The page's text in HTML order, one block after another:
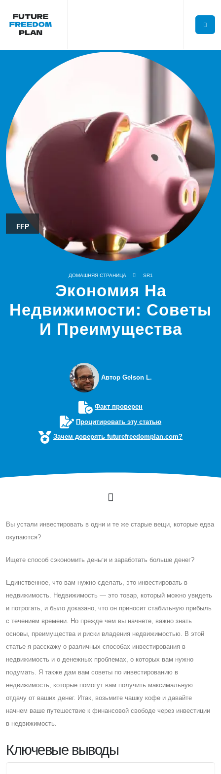
FFP
ДОМАШНЯЯ СТРАНИЦА SR1
Экономия На
Недвижимости: Советы
И Преимущества
Автор Gelson L.
Факт проверен
Процитировать эту статью
Зачем доверять futurefreedomplan.com?
Вы устали инвестировать в одни и те же старые вещи, которые едва
окупаются?
Ищете способ сэкономить деньги и заработать больше денег?
Eдинственное, что вам нужно сделать, это инвестировать в
недвижимость. Недвижимость — это товар, который можно увидеть
и потрогать, и было доказано, что он приносит стабильную прибыль
с течением времени. Но прежде чем вы начнете, важно знать
основы, преимущества и риски владения недвижимостью. В этой
статье я расскажу о различных способах инвестирования в
недвижимость и о денежных проблемах, о которых вам нужно
подумать. Я также дам вам советы по инвестированию в
недвижимость, которые помогут вам получить максимальную
отдачу от ваших денег. Итак, возьмите чашку кофе и давайте
начнем ваше путешествие к финансовой свободе через инвестиции
в недвижимость.
Ключевые выводы